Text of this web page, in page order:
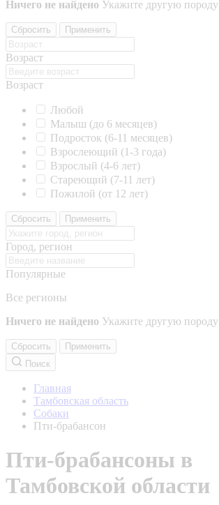
Ничего не найдено Укажите другую породу
Сбросить Применить
Возраст
Возраст
Любой
Малыш (до 6 месяцев)
Подросток (6-11 месяцев)
Взрослеющий (1-3 года)
Взрослый (4-6 лет)
Стареющий (7-11 лет)
Пожилой (от 12 лет)
Сбросить Применить
Город, регион
Популярные
Все регионы
Ничего не найдено Укажите другую породу
Сбросить
Применить
Поиск
Главная
Тамбовская область
Собаки
Пти-брабансон
Пти-брабансоны в
Тамбовской области